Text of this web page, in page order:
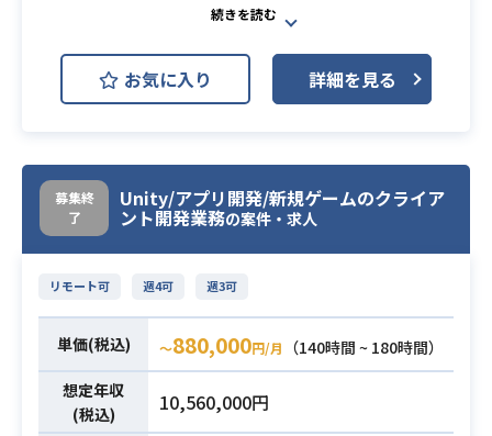
英語が全く喋れない方でも欧米の文
でしたらご提案可能でございます。
→業務内で英語を使用することはご
温度です。
必須スキル
・Unityを使用したUIデザイン経験3
年以上
・ワイヤーから組んだご経験のある
方
開発環境
Spring Boot
MongoDB
Redis
AWS (Amazon Web Services)
Linux
GitLab
Jenkins
JIRA
Slack
業務内容
モバイルゲームを運営している企業
にて、ゲームの周辺ツールおよびゲ
ームサービスの開発を担当するGoプ
ログラマーを募集中です。
要件定義からアプリケーション構築
を行っていただきます。
お気に入り 詳細を見る
募集終
了
Unity/アプリ開発/新規ゲームのクライア
ント開発業務の案件・求人
リモート可 週4可 週3可
単価(税込) 〜880,000円/月
（140時間 ~ 180時間）
想定年収
(税込)
10,560,000円